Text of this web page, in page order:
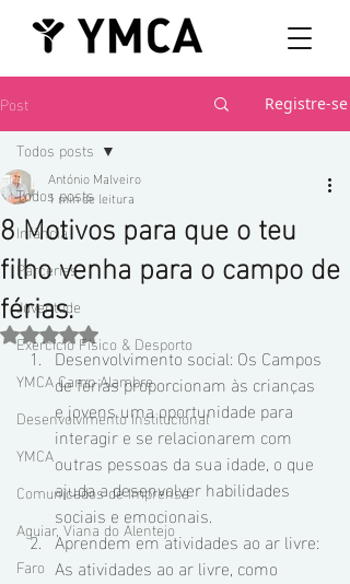
Post Registre-se
Todos posts
Infância
Parcerias
Juventude
Exercício Físico & Desporto
YMCA Camp Alambre
Desenvolvimento Institucional
YMCA
Comunicados de Imprensa
Aguiar, Viana do Alentejo
Faro
Todos posts
8 Motivos para que o teu
filho venha para o campo de
férias.
António Malveiro
1 min de leitura
Avaliado com NaN de 5 estrelas.
Desenvolvimento social: Os Campos
de férias proporcionam às crianças
e jovens uma oportunidade para
interagir e se relacionarem com
outras pessoas da sua idade, o que
ajuda a desenvolver habilidades
sociais e emocionais.
Aprendem em atividades ao ar livre:
As atividades ao ar livre, como